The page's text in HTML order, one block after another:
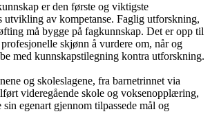
er den første og viktigste
utvikling av kompetanse. Faglig utforskning,
må bygge på fagkunnskap. Det er opp til
skjønn å vurdere om, når og
med kunnskapstilegning kontra utforskning.
og skoleslagene, fra barnetrinnet via
videregående skole og voksenopplæring,
egenart gjennom tilpassede mål og